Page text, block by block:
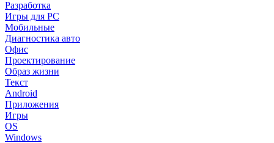
Разработка
Игры для PC
Мобильные
Диагностика авто
Офис
Проектирование
Образ жизни
Текст
Android
Приложения
Игры
OS
Windows